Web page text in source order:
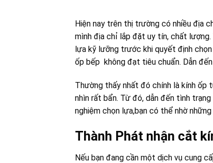
Hiện nay trên thị trường có nhiều địa
mình địa chỉ lắp đặt uy tín, chất
lựa kỹ lưỡng trước khi quyết định
ốp bếp không đạt tiêu chuẩn. Dẫn
Thường thấy nhất đó chính là kính ốp
nhìn rất bẩn. Từ đó, dẫn đến tình
nghiệm chọn lựa,bạn có thể nhờ
Thành Phát nhận cắt
Nếu bạn đang cần một dịch vụ cung